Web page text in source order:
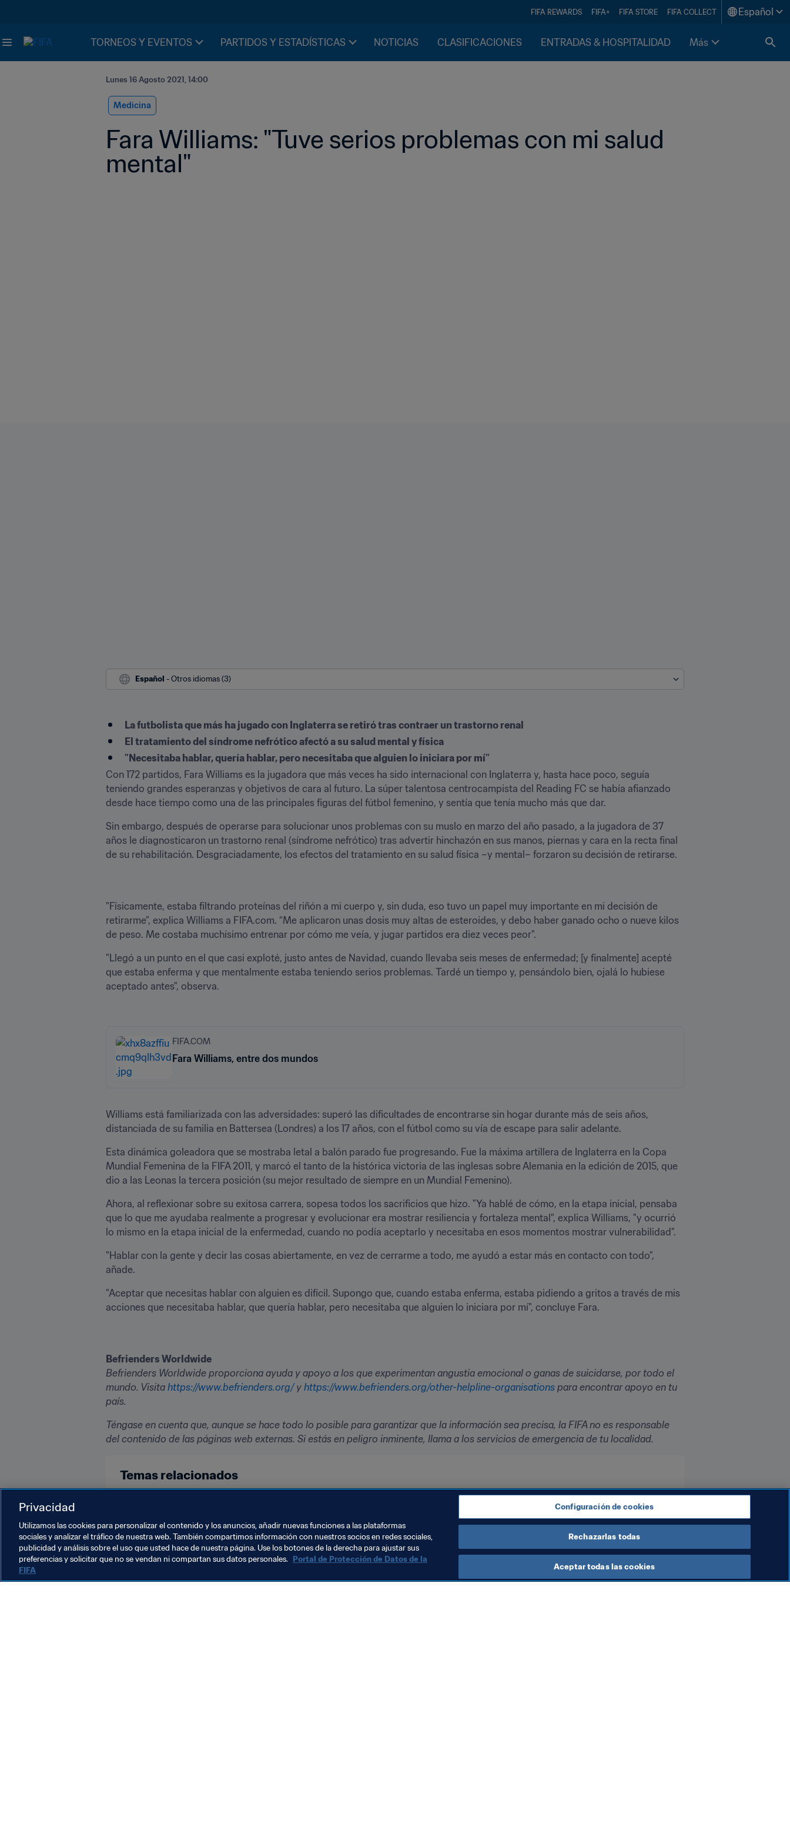
FIFA REWARDS FIFA+ FIFA STORE FIFA COLLECT Español
TORNEOS Y EVENTOS PARTIDOS Y ESTADÍSTICAS NOTICIAS CLASIFICACIONES ENTRADAS & HOSPITALIDAD Más
Lunes 16 Agosto 2021, 14:00
Medicina
Fara Williams: "Tuve serios problemas con mi salud
mental"
Español - Otros idiomas (3)
La futbolista que más ha jugado con Inglaterra se retiró tras contraer un trastorno renal
El tratamiento del síndrome nefrótico afectó a su salud mental y física
"Necesitaba hablar, quería hablar, pero necesitaba que alguien lo iniciara por mí"
Con 172 partidos, Fara Williams es la jugadora que más veces ha sido internacional con Inglaterra y, hasta hace poco, seguía
teniendo grandes esperanzas y objetivos de cara al futuro. La súper talentosa centrocampista del Reading FC se había afianzado
desde hace tiempo como una de las principales figuras del fútbol femenino, y sentía que tenía mucho más que dar.
Sin embargo, después de operarse para solucionar unos problemas con su muslo en marzo del año pasado, a la jugadora de 37
años le diagnosticaron un trastorno renal (síndrome nefrótico) tras advertir hinchazón en sus manos, piernas y cara en la recta final
de su rehabilitación. Desgraciadamente, los efectos del tratamiento en su salud física –y mental– forzaron su decisión de retirarse.
"Físicamente, estaba filtrando proteínas del riñón a mi cuerpo y, sin duda, eso tuvo un papel muy importante en mi decisión de
retirarme”, explica Williams a FIFA.com. “Me aplicaron unas dosis muy altas de esteroides, y debo haber ganado ocho o nueve kilos
de peso. Me costaba muchísimo entrenar por cómo me veía, y jugar partidos era diez veces peor".
"Llegó a un punto en el que casi exploté, justo antes de Navidad, cuando llevaba seis meses de enfermedad; [y finalmente] acepté
que estaba enferma y que mentalmente estaba teniendo serios problemas. Tardé un tiempo y, pensándolo bien, ojalá lo hubiese
aceptado antes", observa.
FIFA.COM
Fara Williams, entre dos mundos
Williams está familiarizada con las adversidades: superó las dificultades de encontrarse sin hogar durante más de seis años,
distanciada de su familia en Battersea (Londres) a los 17 años, con el fútbol como su vía de escape para salir adelante.
Esta dinámica goleadora que se mostraba letal a balón parado fue progresando. Fue la máxima artillera de Inglaterra en la Copa
Mundial Femenina de la FIFA 2011, y marcó el tanto de la histórica victoria de las inglesas sobre Alemania en la edición de 2015, que
dio a las Leonas la tercera posición (su mejor resultado de siempre en un Mundial Femenino).
Ahora, al reflexionar sobre su exitosa carrera, sopesa todos los sacrificios que hizo. "Ya hablé de cómo, en la etapa inicial, pensaba
que lo que me ayudaba realmente a progresar y evolucionar era mostrar resiliencia y fortaleza mental", explica Williams, "y ocurrió
lo mismo en la etapa inicial de la enfermedad, cuando no podía aceptarlo y necesitaba en esos momentos mostrar vulnerabilidad".
"Hablar con la gente y decir las cosas abiertamente, en vez de cerrarme a todo, me ayudó a estar más en contacto con todo",
añade.
"Aceptar que necesitas hablar con alguien es difícil. Supongo que, cuando estaba enferma, estaba pidiendo a gritos a través de mis
acciones que necesitaba hablar, que quería hablar, pero necesitaba que alguien lo iniciara por mí", concluye Fara.
Befrienders Worldwide
Befrienders Worldwide proporciona ayuda y apoyo a los que experimentan angustia emocional o ganas de suicidarse, por todo el
mundo. Visita https://www.befrienders.org/ y https://www.befrienders.org/other-helpline-organisations para encontrar apoyo en tu
país.
Téngase en cuenta que, aunque se hace todo lo posible para garantizar que la información sea precisa, la FIFA no es responsable
del contenido de las páginas web externas. Si estás en peligro inminente, llama a los servicios de emergencia de tu localidad.
Temas relacionados
Privacidad
Utilizamos las cookies para personalizar el contenido y los anuncios, añadir nuevas funciones a las plataformas
sociales y analizar el tráfico de nuestra web. También compartimos información con nuestros socios en redes sociales,
publicidad y análisis sobre el uso que usted hace de nuestra página. Use los botones de la derecha para ajustar sus
preferencias y solicitar que no se vendan ni compartan sus datos personales. Portal de Protección de Datos de la
FIFA
Configuración de cookies
Rechazarlas todas
Aceptar todas las cookies